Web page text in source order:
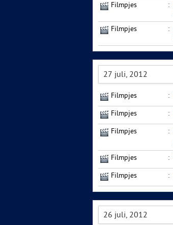
Filmpjes :
Filmpjes
:
27 juli, 2012
Filmpjes :
Filmpjes :
Filmpjes :
Filmpjes
:
Filmpjes :
26 juli, 2012